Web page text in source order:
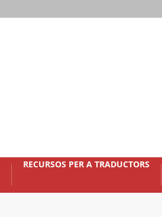
RECURSOS PER A TRADUCTORS